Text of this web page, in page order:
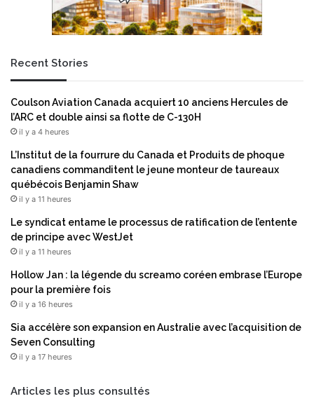
Recent Stories
Coulson Aviation Canada acquiert 10 anciens Hercules de
l’ARC et double ainsi sa flotte de C-130H
il y a 4 heures
L’Institut de la fourrure du Canada et Produits de phoque
canadiens commanditent le jeune monteur de taureaux
québécois Benjamin Shaw
il y a 11 heures
Le syndicat entame le processus de ratification de l’entente
de principe avec WestJet
il y a 11 heures
Hollow Jan : la légende du screamo coréen embrase l’Europe
pour la première fois
il y a 16 heures
Sia accélère son expansion en Australie avec l’acquisition de
Seven Consulting
il y a 17 heures
Articles les plus consultés